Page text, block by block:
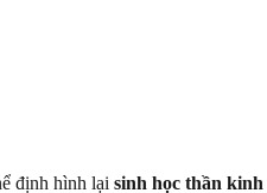
định hình lại sinh học thần kinh